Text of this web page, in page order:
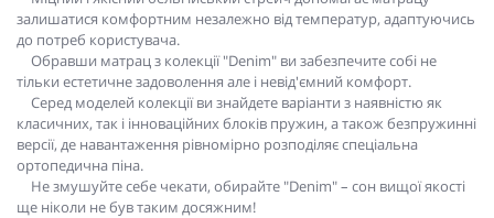
залишатися комфортним незалежно від температур, адаптуючись
до потреб користувача.
Обравши матрац з колекції "Denim" ви забезпечите собі не
тільки естетичне задоволення але і невід'ємний комфорт.
Серед моделей колекції ви знайдете варіанти з наявністю як
класичних, так і інноваційних блоків пружин, а також безпружинні
версії, де навантаження рівномірно розподіляє спеціальна
ортопедична піна.
Не змушуйте себе чекати, обирайте "Denim" – сон вищої якості
ще ніколи не був таким досяжним!